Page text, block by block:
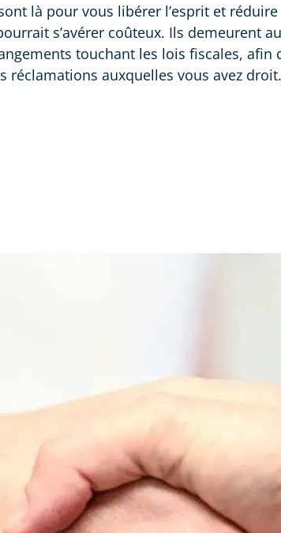
là pour vous libérer l’esprit et
s’avérer coûteux. Ils demeurent
touchant les lois fiscales, afin
réclamations auxquelles vous avez droit.